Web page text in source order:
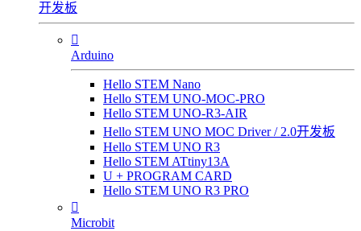
开发板

Arduino
Hello STEM Nano
Hello STEM UNO-MOC-PRO
Hello STEM UNO-R3-AIR
Hello STEM UNO MOC Driver / 2.0开发板
Hello STEM UNO R3
Hello STEM ATtiny13A
U + PROGRAM CARD
Hello STEM UNO R3 PRO

Microbit